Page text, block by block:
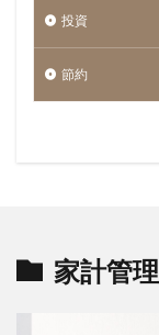
投資
節約
家計管理